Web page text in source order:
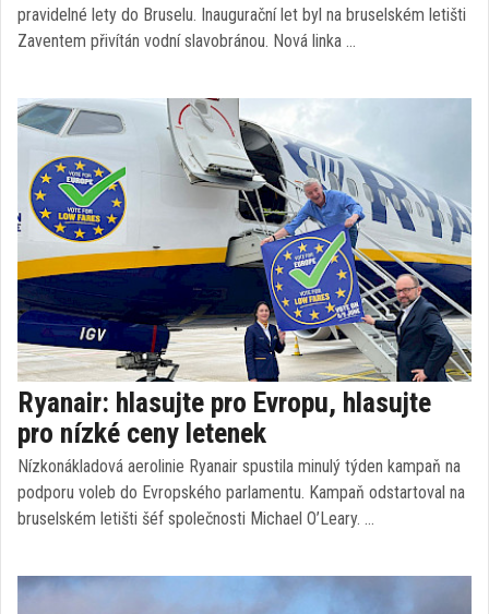
pravidelné lety do Bruselu. Inaugurační let byl na bruselském letišti
Zaventem přivítán vodní slavobránou. Nová linka …
Ryanair: hlasujte pro Evropu, hlasujte
pro nízké ceny letenek
Nízkonákladová aerolinie Ryanair spustila minulý týden kampaň na
podporu voleb do Evropského parlamentu. Kampaň odstartoval na
bruselském letišti šéf společnosti Michael O’Leary. …